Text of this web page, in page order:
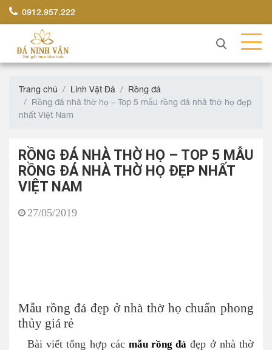
0912.957.222
Trang chủ Linh Vật Đá
Rồng đá
Rồng đá nhà thờ họ – Top 5 mẫu rồng đá nhà thờ họ đẹp
nhất Việt Nam
RỒNG ĐÁ NHÀ THỜ HỌ – TOP 5 MẪU
RỒNG ĐÁ NHÀ THỜ HỌ ĐẸP NHẤT
VIỆT NAM
27/05/2019
Mẫu rồng đá đẹp ở nhà thờ họ chuẩn phong
thủy giá rẻ
Bài viết tổng hợp các mẫu rồng đá đẹp ở nhà thờ